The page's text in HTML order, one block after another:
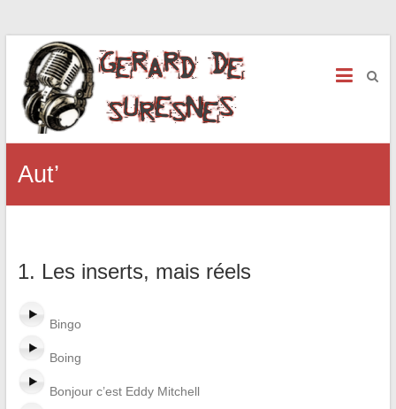
Aut’
1. Les inserts, mais réels
Bingo
Boing
Bonjour c’est Eddy Mitchell